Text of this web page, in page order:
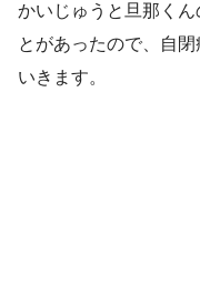
かいじゅうと旦那く
とがあったので、自
いきます。